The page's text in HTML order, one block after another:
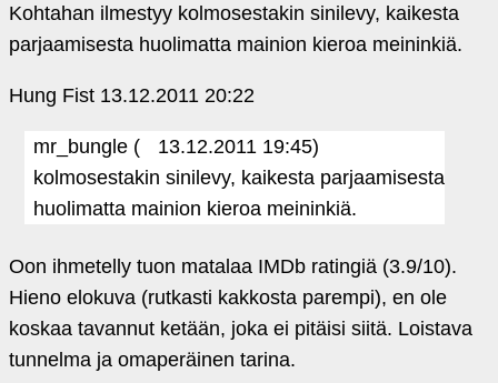
Kohtahan ilmestyy kolmosestakin sinilevy, kaikesta
parjaamisesta huolimatta mainion kieroa meininkiä.
Hung Fist 13.12.2011 20:22
mr_bungle (
13.12.2011 19:45)
kolmosestakin sinilevy, kaikesta parjaamisesta
huolimatta mainion kieroa meininkiä.
Oon ihmetelly tuon matalaa IMDb ratingiä (3.9/10).
Hieno elokuva (rutkasti kakkosta parempi), en ole
koskaa tavannut ketään, joka ei pitäisi siitä. Loistava
tunnelma ja omaperäinen tarina.